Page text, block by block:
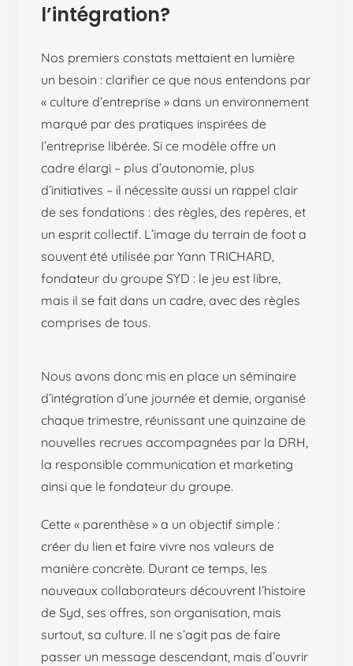
l’intégration?
Nos premiers constats mettaient en lumière
un besoin : clarifier ce que nous entendons par
« culture d’entreprise » dans un environnement
marqué par des pratiques inspirées de
l’entreprise libérée. Si ce modèle offre un
cadre élargi – plus d’autonomie, plus
d’initiatives – il nécessite aussi un rappel clair
de ses fondations : des règles, des repères, et
un esprit collectif. L’image du terrain de foot a
souvent été utilisée par Yann TRICHARD,
fondateur du groupe SYD : le jeu est libre,
mais il se fait dans un cadre, avec des règles
comprises de tous.
Nous avons donc mis en place un séminaire
d’intégration d’une journée et demie, organisé
chaque trimestre, réunissant une quinzaine de
nouvelles recrues accompagnées par la DRH,
la responsible communication et marketing
ainsi que le fondateur du groupe.
Cette « parenthèse » a un objectif simple :
créer du lien et faire vivre nos valeurs de
manière concrète. Durant ce temps, les
nouveaux collaborateurs découvrent l’histoire
de Syd, ses offres, son organisation, mais
surtout, sa culture. Il ne s’agit pas de faire
passer un message descendant, mais d’ouvrir